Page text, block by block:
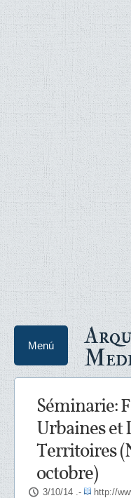
Menú
Séminarie:
Urbaines et
Territoires
octobre)
3/10/14 .- http://